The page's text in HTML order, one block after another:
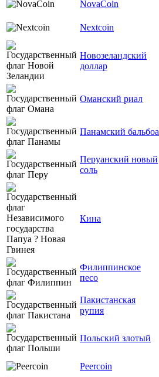
NovaCoin
Nextcoin
Новозеландский
доллар
Оманский риал
Панамский бальбоа
Перуанский новый
соль
Кина
Филиппинское
песо
Пакистанская
рупия
Польский злотый
Peercoin